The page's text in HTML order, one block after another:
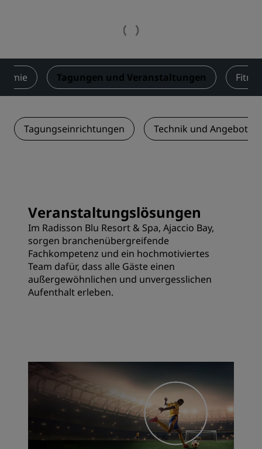
Tagungen und Veranstaltungen
Tagungseinrichtungen Technik und
Veranstaltungslösungen
Im Radisson Blu Resort & Spa, Ajaccio Bay,
sorgen branchenübergreifende
Fachkompetenz und ein hochmotiviertes
Team dafür, dass alle Gäste einen
außergewöhnlichen und unvergesslichen
Aufenthalt erleben.